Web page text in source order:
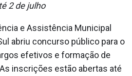
2 de julho
e Assistência Municipal
abriu concurso público para o
efetivos e formação de
inscrições estão abertas até